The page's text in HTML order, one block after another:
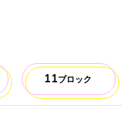
11ブロック